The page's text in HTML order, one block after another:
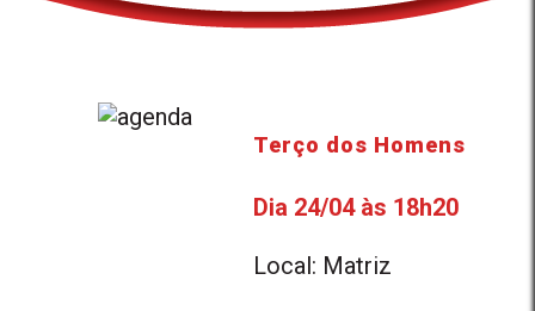
Terço dos Homens
Dia 24/04 às 18h20
Local: Matriz